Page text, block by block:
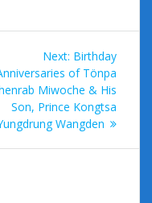
Next: Next
post:
Birthday
of Tönpa
Miwoche & His
Son, Prince Kongtsa
Wangden